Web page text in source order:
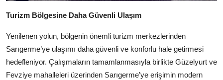
Turizm Bölgesine Daha Güvenli Ulaşım
Yenilenen yolun, bölgenin önemli turizm merkezlerinden
Sarıgerme’ye ulaşımı daha güvenli ve konforlu hale getirmesi
hedefleniyor. Çalışmaların tamamlanmasıyla birlikte Güzelyurt ve
Fevziye mahalleleri üzerinden Sarıgerme’ye erişimin modern